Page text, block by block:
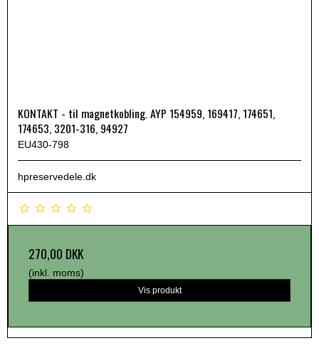
KONTAKT - til magnetkobling. AYP 154959, 169417, 174651,
174653, 3201-316, 94927
EU430-798
hpreservedele.dk
270,00 DKK
(inkl. moms)
Vis produkt